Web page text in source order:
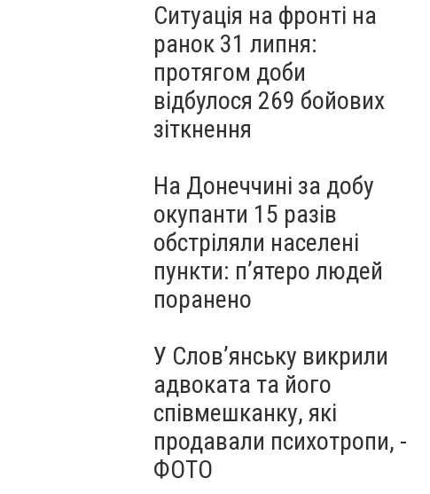
Ситуація на фронті на
ранок 31 липня:
протягом доби
відбулося 269 бойових
зіткнення
На Донеччині за добу
окупанти 15 разів
обстріляли населені
пункти: пʼятеро людей
поранено
У Слов’янську викрили
адвоката та його
співмешканку, які
продавали психотропи, -
ФОТО